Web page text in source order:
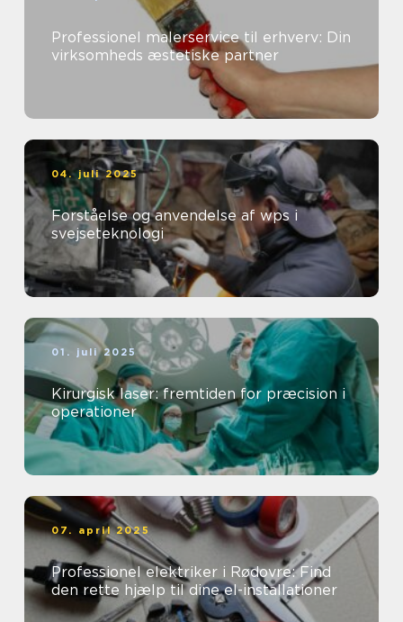
Professionel malerservice til erhverv: Din
virksomheds æstetiske partner
04. juli 2025
Forståelse og anvendelse af wps i
svejseteknologi
01. juli 2025
Kirurgisk laser: fremtiden for præcision i
operationer
07. april 2025
Professionel elektriker i Rødovre: Find
den rette hjælp til dine el-installationer